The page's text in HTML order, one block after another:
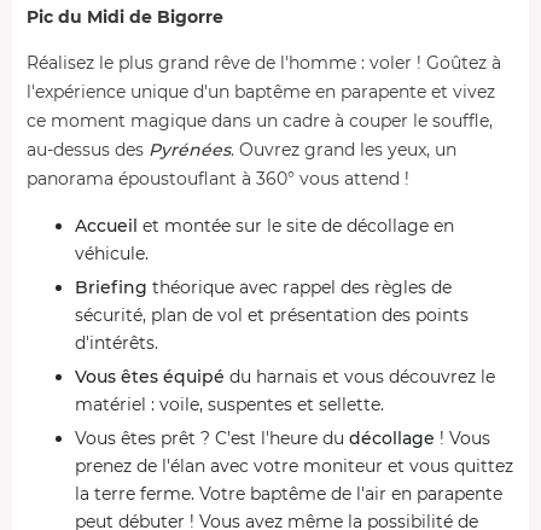
Pic du Midi de Bigorre
Réalisez le plus grand rêve de l'homme : voler ! Goûtez à
l'expérience unique d'un baptême en parapente et vivez
ce moment magique dans un cadre à couper le souffle,
au-dessus des Pyrénées. Ouvrez grand les yeux, un
panorama époustouflant à 360° vous attend !
Accueil et montée sur le site de décollage en
véhicule.
Briefing théorique avec rappel des règles de
sécurité, plan de vol et présentation des points
d'intérêts.
Vous êtes équipé du harnais et vous découvrez le
matériel : voile, suspentes et sellette.
Vous êtes prêt ? C'est l'heure du décollage ! Vous
prenez de l'élan avec votre moniteur et vous quittez
la terre ferme. Votre baptême de l'air en parapente
peut débuter ! Vous avez même la possibilité de